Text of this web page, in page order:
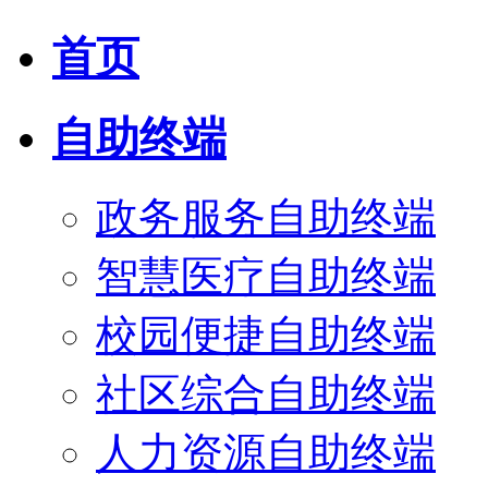
首页
自助终端
政务服务自助终端
智慧医疗自助终端
校园便捷自助终端
社区综合自助终端
人力资源自助终端